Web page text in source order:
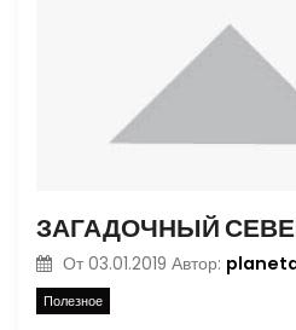
От 03.01.2019 Автор:
Полезное